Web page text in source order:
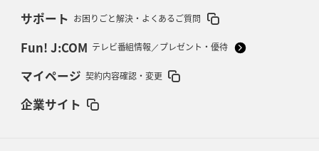
サポート お困りごと解決・よくあるご質問
Fun! J:COM テレビ番組情報／プレゼント・優待
マイページ 契約内容確認・変更
企業サイト